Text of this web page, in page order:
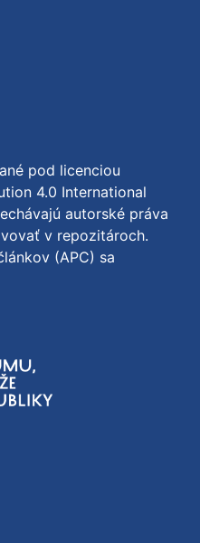
pod licenciou
4.0 International
autorské práva
v repozitároch.
(APC) sa